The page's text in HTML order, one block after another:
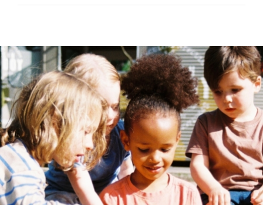
Engagé avec bon sens
Manifesto
Dandoy Family
Boutiques
Mon compte